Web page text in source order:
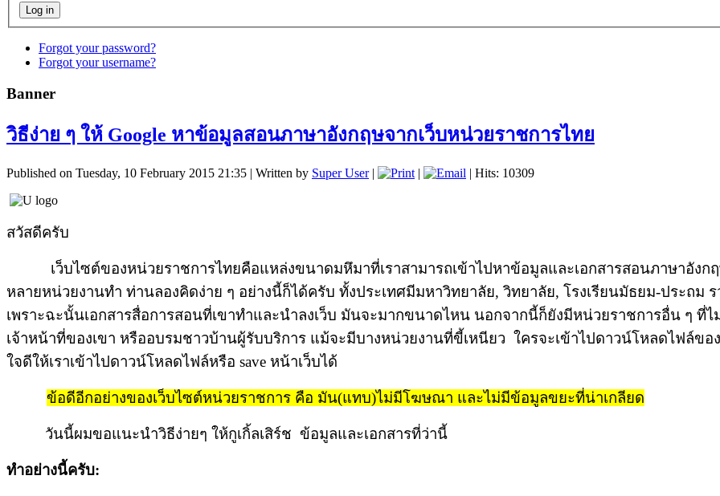
Forgot your password?
Forgot your username?
Banner
วิธีง่าย ๆ ให้ Google หาข้อมูลสอนภาษาอังกฤษจากเว็บหน่วยราชการไทย
Published on Tuesday, 10 February 2015 21:35 | Written by Super User| | | Hits: 10309
สวัสดีครับ
เว็บไซต์ของหน่วยราชการไทยคือแหล่งขนาดมหึมาที่เราสามารถเข้าไปหาข้อมูลและเอกสารสอนภาษาอังกฤษ
หลายหน่วยงานทำ ท่านลองคิดง่าย ๆ อย่างนี้ก็ได้ครับ ทั้งประเทศมีมหาวิทยาลัย, วิทยาลัย, โรงเรียนมัธยม-ประถ
เพราะฉะนั้นเอกสารสื่อการสอนที่เขาทำและนำลงเว็บ มันจะมากขนาดไหน นอกจากนี้ก็ยังมีหน่วยราชการอื่น ๆ ที่
เจ้าหน้าที่ของเขา หรืออบรมชาวบ้านผู้รับบริการ แม้จะมีบางหน่วยงานที่ขี้เหนียว ใครจะเข้าไปดาวน์โหลดไฟล์ขอ
ใจดีให้เราเข้าไปดาวน์โหลดไฟล์หรือ save หน้าเว็บได้
ข้อดีอีกอย่างของเว็บไซต์หน่วยราชการ คือ มัน(แทบ)ไม่มีโฆษณา และไม่มีข้อมูลขยะที่น่าเกลียด
วันนี้ผมขอแนะนำวิธีง่ายๆ ให้กูเกิ้ลเสิร์ช ข้อมูลและเอกสารที่ว่านี้
ทำอย่างนี้ครับ: